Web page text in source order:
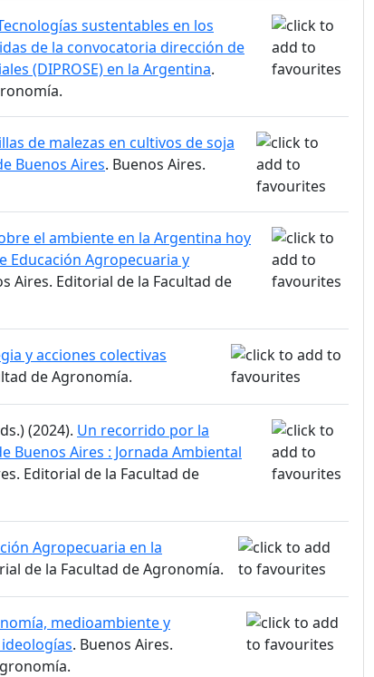
sustentables en los
de la convocatoria dirección de
(DIPROSE) en la Argentina.
de malezas en cultivos de soja
Buenos Aires. Buenos Aires.
el ambiente en la Argentina hoy
Educación Agropecuaria y
Aires. Editorial de la Facultad de
y acciones colectivas
de Agronomía.
(2024). Un recorrido por la
Buenos Aires : Jornada Ambiental
Editorial de la Facultad de
Agropecuaria en la
de la Facultad de Agronomía.
medioambiente y
. Buenos Aires.